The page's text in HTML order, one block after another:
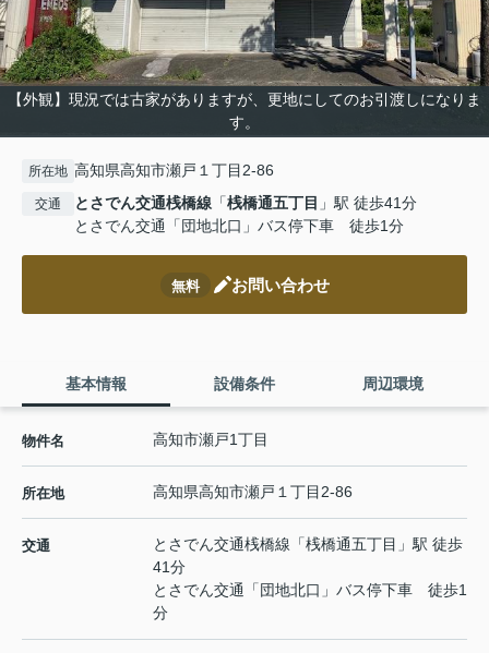
【外観】現況では古家がありますが、更地にしてのお引渡しになりま
す。
所在地 高知県高知市瀬戸１丁目2-86
交通 とさでん交通桟橋線 「桟橋通五丁目 」駅 徒歩41分
とさでん交通「団地北口」バス停下車 徒歩1分
無料 お問い合わせ
基本情報 設備条件 周辺環境
物件名 高知市瀬戸1丁目
所在地 高知県高知市瀬戸 １丁目2-86
交通 とさでん交通桟橋線 「桟橋通五丁目 」駅 徒歩
41分
とさでん交通「団地北口」バス停下車 徒歩1
分